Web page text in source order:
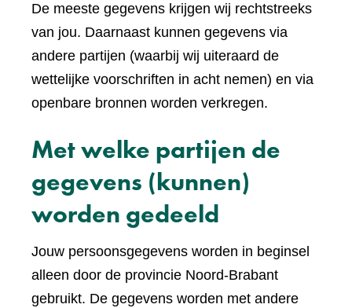
De meeste gegevens krijgen wij rechtstreeks
van jou. Daarnaast kunnen gegevens via
andere partijen (waarbij wij uiteraard de
wettelijke voorschriften in acht nemen) en via
openbare bronnen worden verkregen.
Met welke partijen de
gegevens (kunnen)
worden gedeeld
Jouw persoonsgegevens worden in beginsel
alleen door de provincie Noord-Brabant
gebruikt. De gegevens worden met andere